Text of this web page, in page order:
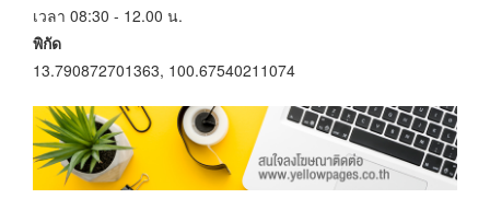
เวลา 08:30 - 12.00 น.
พิกัด
13.790872701363, 100.67540211074